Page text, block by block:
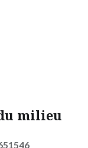
milieu